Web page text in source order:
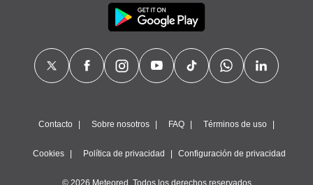
Contacto Sobre nosotros FAQ Términos de uso
Cookies Política de privacidad Configuración de privacidad
© 2026 Meteored. Todos los derechos reservados